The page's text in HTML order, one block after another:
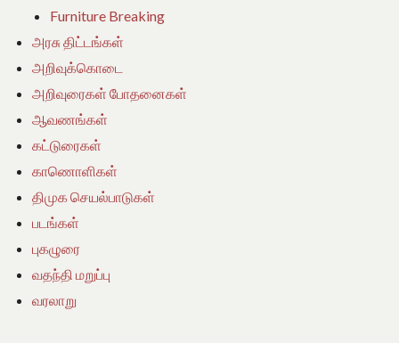
Furniture Breaking
அரசு திட்டங்கள்
அறிவுக்கொடை
அறிவுரைகள் போதனைகள்
ஆவணங்கள்
கட்டுரைகள்
காணொளிகள்
திமுக செயல்பாடுகள்
படங்கள்
புகழுரை
வதந்தி மறுப்பு
வரலாறு